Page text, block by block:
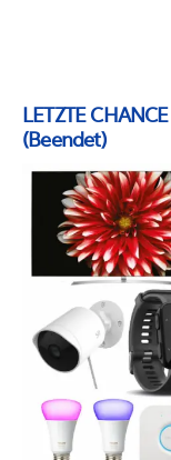
LETZTE
(Beendet)